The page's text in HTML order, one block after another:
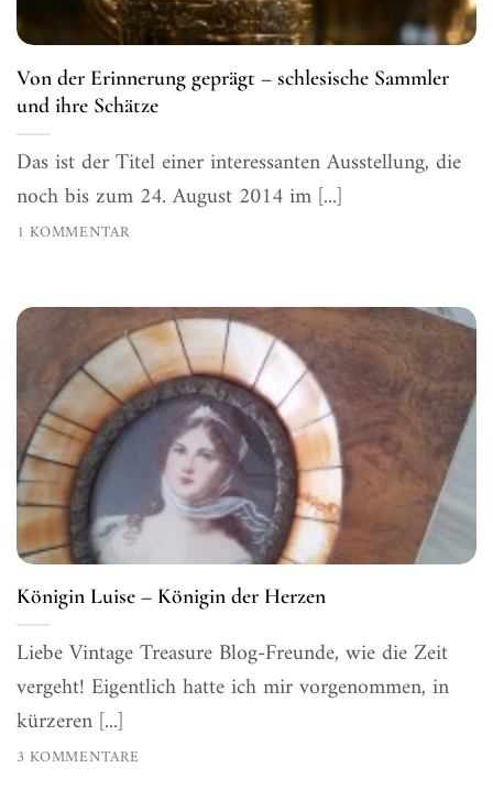
Von der Erinnerung geprägt – schlesische Sammler
und ihre Schätze
Das ist der Titel einer interessanten Ausstellung, die
noch bis zum 24. August 2014 im [...]
1 KOMMENTAR
Königin Luise – Königin der Herzen
Liebe Vintage Treasure Blog-Freunde, wie die Zeit
vergeht! Eigentlich hatte ich mir vorgenommen, in
kürzeren [...]
3 KOMMENTARE